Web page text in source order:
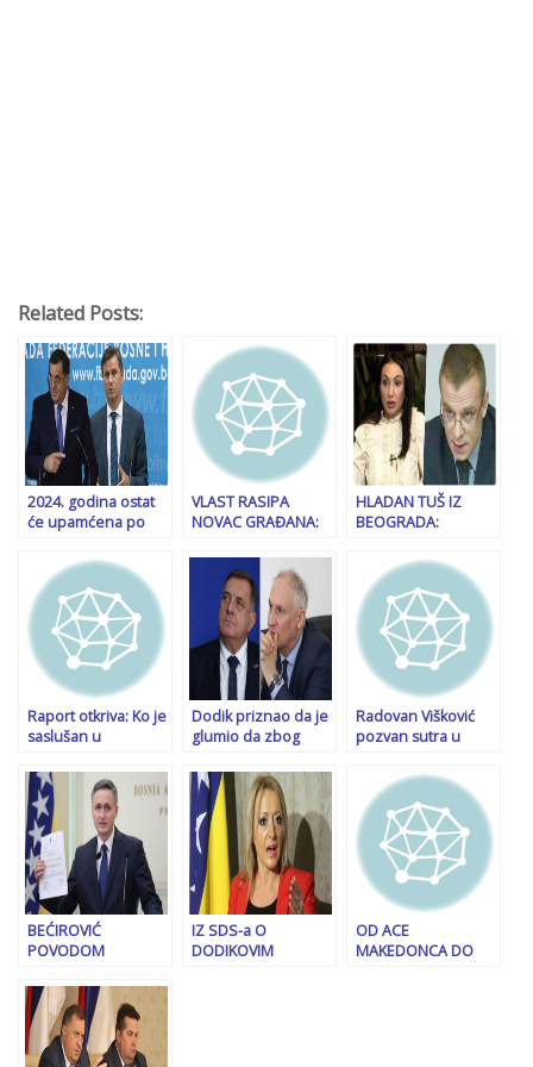
Related Posts:
2024. godina ostat
će upamćena po
prekretnice koje su
do tada bile
nezamislive
VLAST RASIPA
NOVAC GRAĐANA:
ulaganja u 16. sprat
za Ured
predsjednice i dva
potpredsjednika
FBiH
HLADAN TUŠ IZ
BEOGRADA:
naljutio Dodikovu
kćerku, uslijedile su
brojne reakcije iz
Srbije…
Raport otkriva: Ko je
saslušan u
spornih zaključaka
NSRS. Poziv otišao i
Stevandiću i cijelom
Kolegiju
Dodik priznao da je
glumio da zbog
dolaziti na suđenja.
Oglasio se doktor
Vranić koji je tvrdio
da može
Radovan Višković
pozvan sutra u
status
osumnjičenog, a
poziv ide i Miloradu
Dodiku
BEĆIROVIĆ
POVODOM
SJEDNICE:
“Cvijanović prekršila
poslovnik
Predsjedništva BiH”
IZ SDS-a O
DODIKOVIM
OD ACE
MAKEDONCA DO